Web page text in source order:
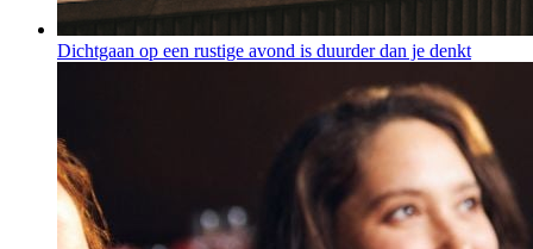
Dichtgaan op een rustige avond is duurder dan je denkt